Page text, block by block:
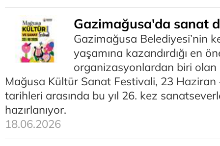
Gazimağusa'da sanat
Gazimağusa Belediyesi’nin
yaşamına kazandırdığı en
organizasyonlardan biri olan
Mağusa Kültür Sanat Festivali, 23 Haziran
tarihleri arasında bu yıl 26. kez
hazırlanıyor.
18.06.2026